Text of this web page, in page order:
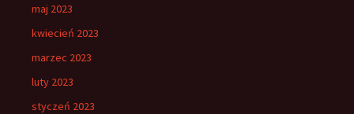
maj 2023
kwiecień 2023
marzec 2023
luty 2023
styczeń 2023